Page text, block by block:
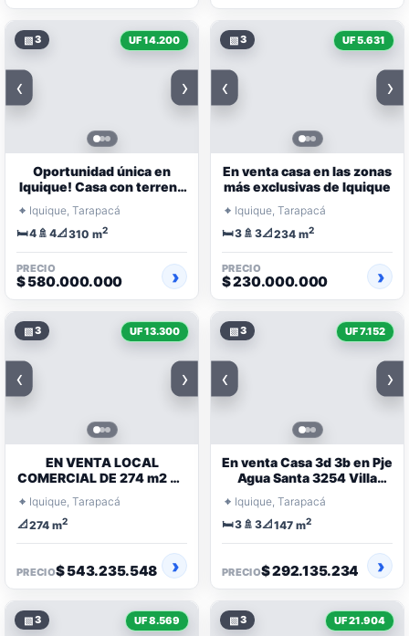
▧3 UF 14.200
‹ ›
Oportunidad única en
Iquique! Casa con terreno
amplio a pasos de Playa
Brava
⌖ Iquique, Tarapacá
🛏️4 🚿 4📐310 m2
PRECIO
$ 580.000.000
▧3 UF 5.631
‹ ›
En venta casa en las zonas
más exclusivas de Iquique
⌖ Iquique, Tarapacá
🛏️3 🚿 3📐234 m2
PRECIO
$ 230.000.000
▧3 UF 13.300
‹ ›
EN VENTA LOCAL
COMERCIAL DE 274 m2 EN
CALLE TARAPACA 450
IQUIQUE
⌖ Iquique, Tarapacá
📐274 m2
PRECIO$ 543.235.548
▧3 UF 7.152
‹ ›
En venta Casa 3d 3b en Pje
Agua Santa 3254 Villa
Magisterio Iquique
⌖ Iquique, Tarapacá
🛏️3 🚿 3📐147 m2
PRECIO$ 292.135.234
▧3 UF 8.569 ▧3 UF 21.904